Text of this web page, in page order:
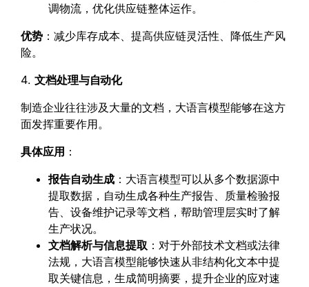
调物流，优化供应链整体运作。
优势 ：减少库存成本、提高供应链灵活性、降低生产风
险。
4.文档处理与自动化
制造企业往往涉及大量的文档，大语言模型能够在这方
面发挥重要作用。
具体应用 ：
报告自动生成 ：大语言模型可以从多个数据源中
提取数据，自动生成各种生产报告、质量检验报
告、设备维护记录等文档，帮助管理层实时了解
生产状况。
文档解析与信息提取 ：对于外部技术文档或法律
法规，大语言模型能够快速从非结构化文本中提
取关键信息，生成简明摘要，提升企业的应对速